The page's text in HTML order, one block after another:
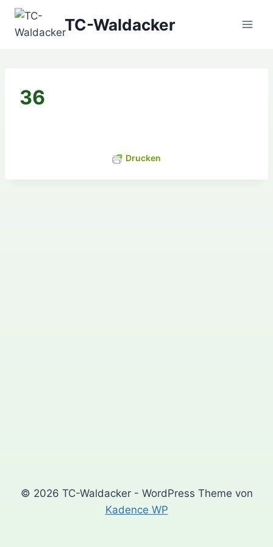
Zum
springen
TC-Waldacker
36
Drucken
© 2026 TC-Waldacker - WordPress Theme von
Kadence WP